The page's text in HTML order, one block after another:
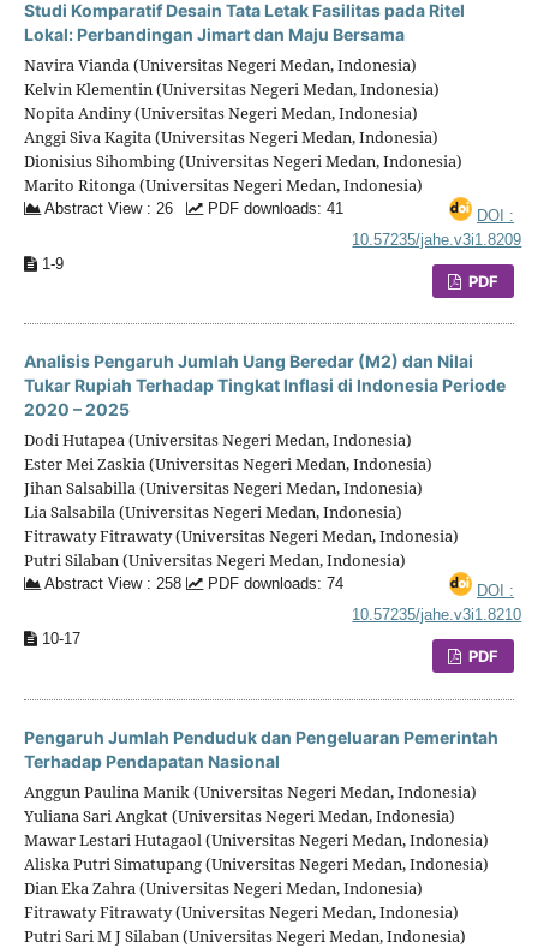
Studi Komparatif Desain Tata Letak Fasilitas pada Ritel
Lokal: Perbandingan Jimart dan Maju Bersama
Navira Vianda (Universitas Negeri Medan, Indonesia)
Kelvin Klementin (Universitas Negeri Medan, Indonesia)
Nopita Andiny (Universitas Negeri Medan, Indonesia)
Anggi Siva Kagita (Universitas Negeri Medan, Indonesia)
Dionisius Sihombing (Universitas Negeri Medan, Indonesia)
Marito Ritonga (Universitas Negeri Medan, Indonesia)
Abstract View : 26 PDF downloads: 41
DOI :
10.57235/jahe.v3i1.8209
1-9
PDF
Analisis Pengaruh Jumlah Uang Beredar (M2) dan Nilai
Tukar Rupiah Terhadap Tingkat Inflasi di Indonesia Periode
2020 – 2025
Dodi Hutapea (Universitas Negeri Medan, Indonesia)
Ester Mei Zaskia (Universitas Negeri Medan, Indonesia)
Jihan Salsabilla (Universitas Negeri Medan, Indonesia)
Lia Salsabila (Universitas Negeri Medan, Indonesia)
Fitrawaty Fitrawaty (Universitas Negeri Medan, Indonesia)
Putri Silaban (Universitas Negeri Medan, Indonesia)
Abstract View : 258 PDF downloads: 74
DOI :
10.57235/jahe.v3i1.8210
10-17
PDF
Pengaruh Jumlah Penduduk dan Pengeluaran Pemerintah
Terhadap Pendapatan Nasional
Anggun Paulina Manik (Universitas Negeri Medan, Indonesia)
Yuliana Sari Angkat (Universitas Negeri Medan, Indonesia)
Mawar Lestari Hutagaol (Universitas Negeri Medan, Indonesia)
Aliska Putri Simatupang (Universitas Negeri Medan, Indonesia)
Dian Eka Zahra (Universitas Negeri Medan, Indonesia)
Fitrawaty Fitrawaty (Universitas Negeri Medan, Indonesia)
Putri Sari M J Silaban (Universitas Negeri Medan, Indonesia)